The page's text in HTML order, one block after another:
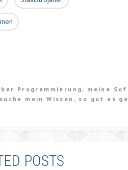
Programmierung, meine
mein Wissen, so gut es
POSTS